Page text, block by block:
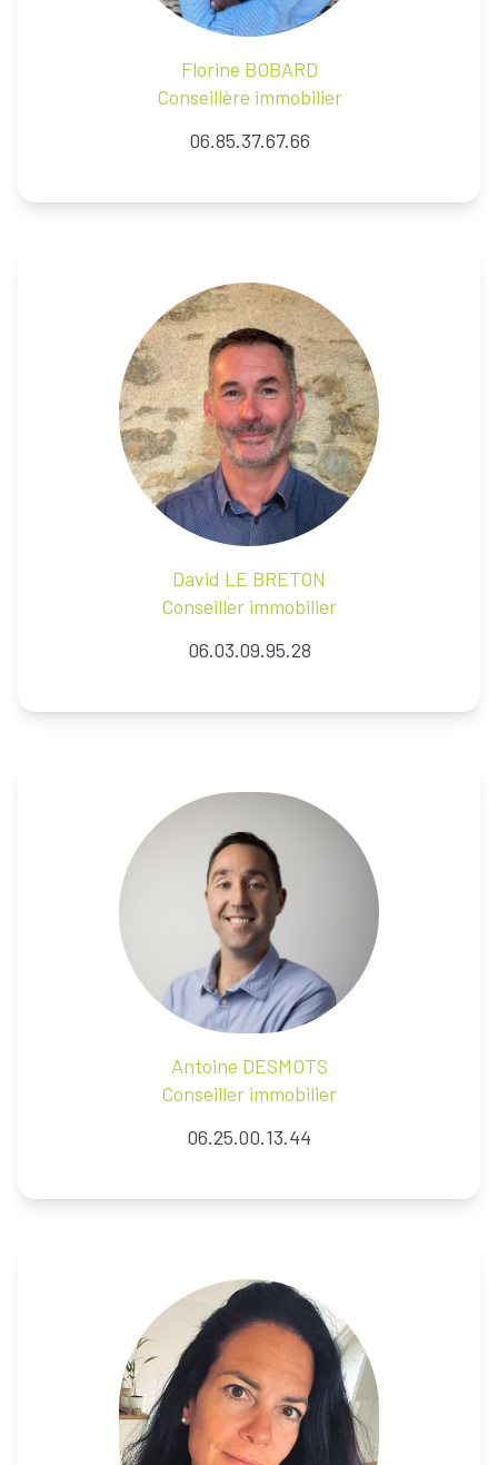
Florine BOBARD
Conseillère immobilier
06.85.37.67.66
David LE BRETON
Conseiller immobilier
06.03.09.95.28
Antoine DESMOTS
Conseiller immobilier
06.25.00.13.44